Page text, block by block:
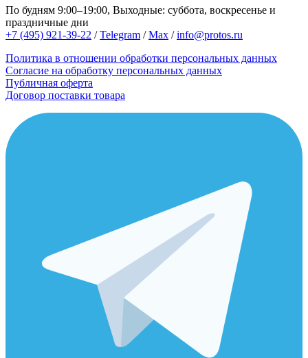
По будням 9:00–19:00, Выходные: суббота, воскресенье и
праздничные дни
+7 (495) 921-39-22 /Telegram /Max /info@protos.ru
Политика в отношении обработки персональных данных
Согласие на обработку персональных данных
Публичная оферта
Договор поставки товара